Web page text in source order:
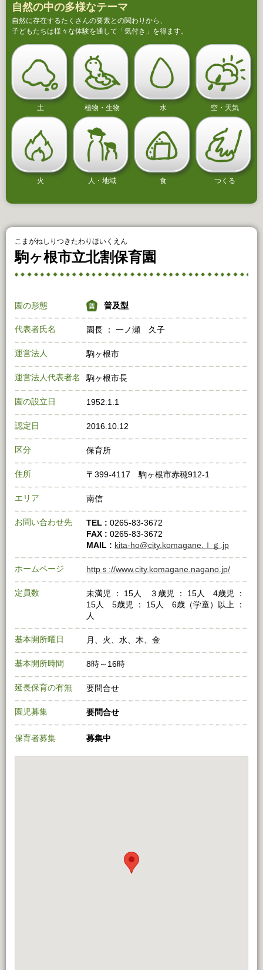
自然の中の多様なテーマ
自然に存在するたくさんの要素との関わりから、
子どもたちは様々な体験を通して「気付き」を得ます。
土 植物・生物 水 空・天気
火 人・地域 食 つくる
こまがねしりつきたわりほいくえん
駒ヶ根市立北割保育園
園の形態 普及型
代表者氏名 園長 ： 一ノ瀬 久子
運営法人 駒ヶ根市
運営法人代表者名 駒ヶ根市長
園の設立日 1952.1.1
認定日 2016.10.12
区分 保育所
住所 〒399-4117 駒ヶ根市赤穂912-1
エリア 南信
お問い合わせ先 TEL : 0265-83-3672
FAX : 0265-83-3672
MAIL : kita-ho@city.komagane.ｌｇ.jp
ホームページ httpｓ://www.city.komagane.nagano.jp/
定員数
未満児 ： 15人 ３歳児 ： 15人 4歳児 ：
15人 5歳児 ： 15人 6歳（学童）以上 ：
人
基本開所曜日 月、火、水、木、金
基本開所時間 8時～16時
延長保育の有無 要問合せ
園児募集 要問合せ
保育者募集 募集中